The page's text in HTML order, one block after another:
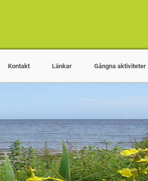
Kontakt Länkar Gångna aktiviteter